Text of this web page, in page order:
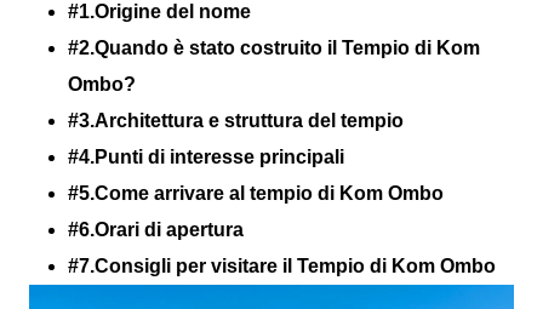
#1.Origine del nome
#2.Quando è stato costruito il Tempio di Kom
Ombo?
#3.Architettura e struttura del tempio
#4.Punti di interesse principali
#5.Come arrivare al tempio di Kom Ombo
#6.Orari di apertura
#7.Consigli per visitare il Tempio di Kom Ombo